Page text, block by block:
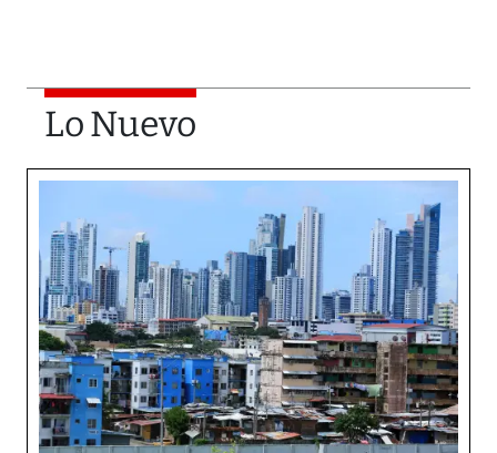
Lo Nuevo